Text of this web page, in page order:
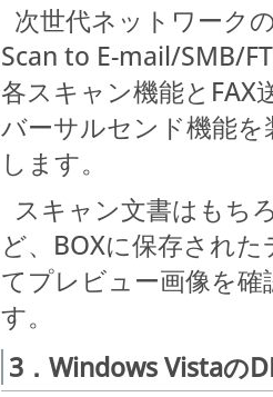
次世代ネットワーク
Scan to E-mail/SMB/
各スキャン機能とFAX
バーサルセンド機能
します。
スキャン文書はもち
ど、BOXに保存され
てプレビュー画像を
す。
3．Windows Vistaの